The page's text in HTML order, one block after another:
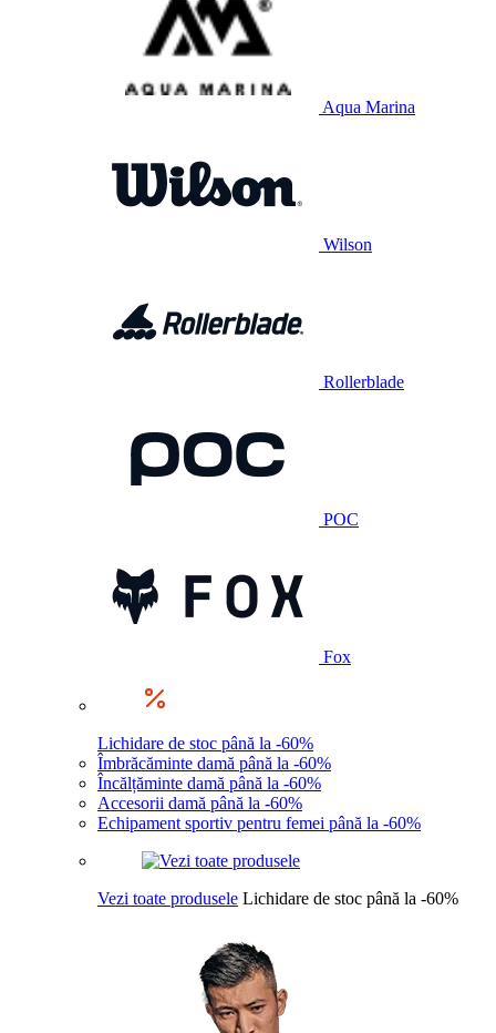
Aqua Marina
Wilson
Rollerblade
POC
Fox
Lichidare de stoc până la -60%
Îmbrăcăminte damă până la -60%
Încălțăminte damă până la -60%
Accesorii damă până la -60%
Echipament sportiv pentru femei până la -60%
Vezi toate produsele Lichidare de stoc până la -60%